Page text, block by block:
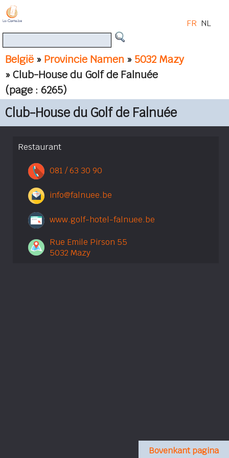
België » Provincie Namen » 5032 Mazy
» Club-House du Golf de Falnuée
(page : 6265)
FR NL
Club-House du Golf de Falnuée
Restaurant
081 / 63 30 90
info@falnuee.be
www.golf-hotel-falnuee.be
Rue Emile Pirson 55
5032 Mazy
Bovenkant pagina